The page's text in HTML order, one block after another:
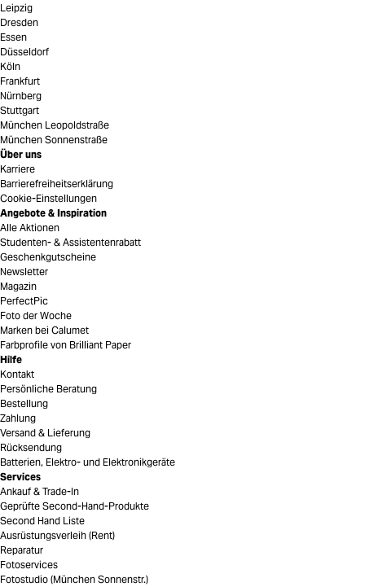
Leipzig
Dresden
Essen
Düsseldorf
Köln
Frankfurt
Nürnberg
Stuttgart
München Leopoldstraße
München Sonnenstraße
Über uns
Karriere
Barrierefreiheitserklärung
Cookie-Einstellungen
Angebote & Inspiration
Alle Aktionen
Studenten- & Assistentenrabatt
Geschenkgutscheine
Newsletter
Magazin
PerfectPic
Foto der Woche
Marken bei Calumet
Farbprofile von Brilliant Paper
Hilfe
Kontakt
Persönliche Beratung
Bestellung
Zahlung
Versand & Lieferung
Rücksendung
Batterien, Elektro- und Elektronikgeräte
Services
Ankauf & Trade-In
Geprüfte Second-Hand-Produkte
Second Hand Liste
Ausrüstungsverleih (Rent)
Reparatur
Fotoservices
Fotostudio (München Sonnenstr.)